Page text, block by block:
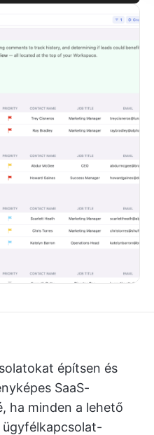
építsen és
SaaS-
ha minden a lehető
ügyfélkapcsolat-